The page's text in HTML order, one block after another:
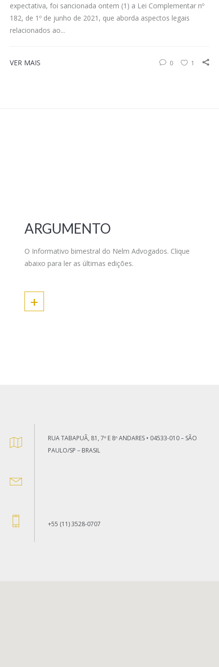
expectativa, foi sancionada ontem (1) a Lei Complementar nº
182, de 1º de junho de 2021, que aborda aspectos legais
relacionados ao...
VER MAIS 0 1
ARGUMENTO
O Informativo bimestral do Nelm Advogados. Clique
abaixo para ler as últimas edições.
+
RUA TABAPUÃ, 81, 7º E 8º ANDARES • 04533-010 – SÃO
PAULO/SP – BRASIL
+55 (11) 3528-0707